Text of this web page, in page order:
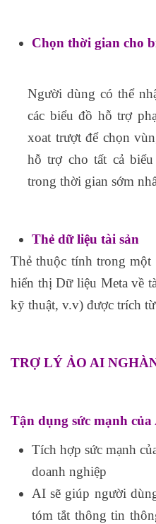
Chọn thời gian cho
Người dùng có thể
các biểu đồ hỗ trợ
xoat trượt để chọn
hỗ trợ cho tất cả
trong thời gian sớm
Thẻ dữ liệu tài sản
Thẻ thuộc tính trong một
hiển thị Dữ liệu Meta về
kỹ thuật, v.v) được trích
TRỢ LÝ ẢO AI
Tận dụng sức mạnh
Tích hợp sức mạnh
doanh nghiệp
AI sẽ giúp người
tóm tắt thông tin